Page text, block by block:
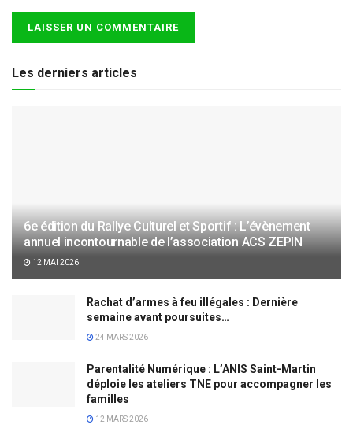
Les derniers articles
6e édition du Rallye Culturel et Sportif : L’évènement
annuel incontournable de l’association ACS ZEPIN
12 MAI 2026
Rachat d’armes à feu illégales : Dernière
semaine avant poursuites…
24 MARS 2026
Parentalité Numérique : L’ANIS Saint-Martin
déploie les ateliers TNE pour accompagner les
familles
12 MARS 2026